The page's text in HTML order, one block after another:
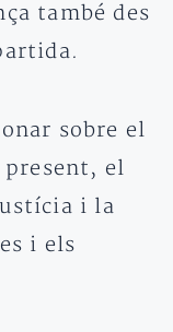
també des
sobre el
present, el
i la
i els